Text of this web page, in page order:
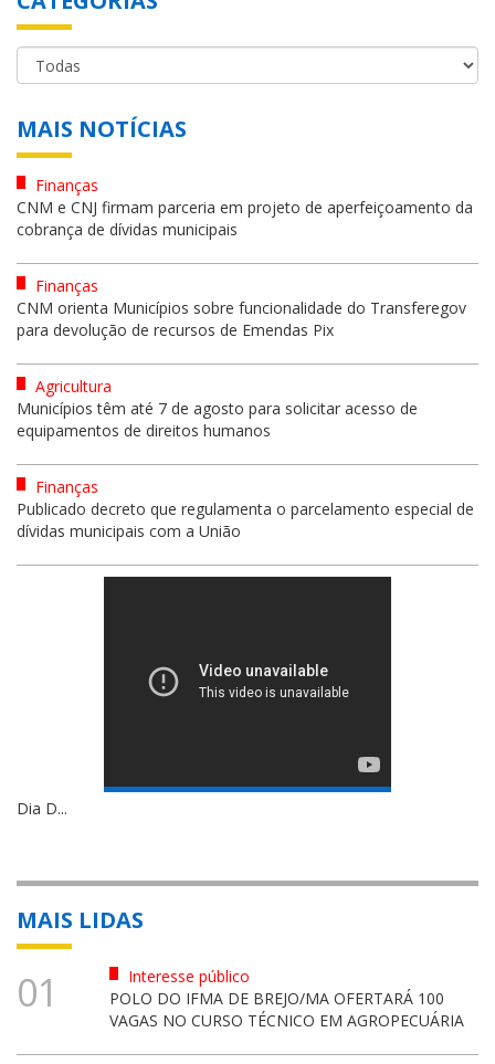
MAIS NOTÍCIAS
Finanças
CNM e CNJ firmam parceria em projeto de aperfeiçoamento da
cobrança de dívidas municipais
Finanças
CNM orienta Municípios sobre funcionalidade do Transferegov
para devolução de recursos de Emendas Pix
Agricultura
Municípios têm até 7 de agosto para solicitar acesso de
equipamentos de direitos humanos
Finanças
Publicado decreto que regulamenta o parcelamento especial de
dívidas municipais com a União
Dia D...
MAIS LIDAS
01
Interesse público
POLO DO IFMA DE BREJO/MA OFERTARÁ 100
VAGAS NO CURSO TÉCNICO EM AGROPECUÁRIA